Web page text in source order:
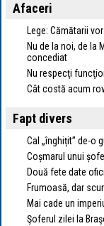
Afaceri
Lege: Cămătarii
Nu de la noi, de la
concediat
Nu respecţi
Cât costă acum
Fapt divers
Cal „înghițit” de-o
Coșmarul unui
Două fete date
Frumoasă, dar
Mai cade un
Şoferul zilei la